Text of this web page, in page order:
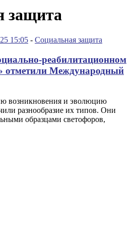
защита
15:05 - Социальная защита
реабилитационном
отметили Международный
возникновения и эволюцию
разнообразие их типов. Они
образцами светофоров,